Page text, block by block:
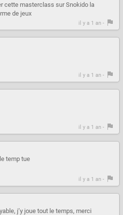
cette masterclass sur Snokido la
de jeux
il y a 1 an -
il y a 1 an -
il y a 1 an -
temp tue
il y a 1 an -
j’y joue tout le temps, merci